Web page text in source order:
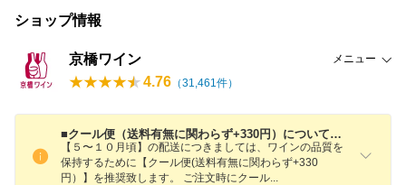
ショップ情報
京橋ワイン メニュー
4.76 （31,461件）
■クール便（送料有無に関わらず+330円）についてのご案内■
【５〜１０月頃】の配送につきましては、ワインの品質を
保持するために【クール便(送料有無に関わらず+330
円）】を推奨致します。 ご注文時にクール